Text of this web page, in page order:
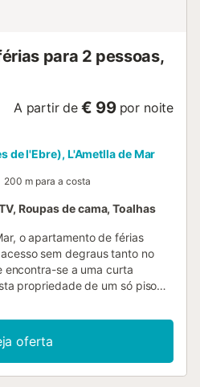
para 2 pessoas,
A partir de € 99 por noite
de l'Ebre), L'Ametlla de Mar
200 m para a costa
Roupas de cama, Toalhas
o apartamento de férias
sem degraus tanto no
encontra-se a uma curta
propriedade de um só piso
e uma casa de banho,
Entre as comodidades
televisão, ar condicionado e
edifício onde se encontra o
oferta